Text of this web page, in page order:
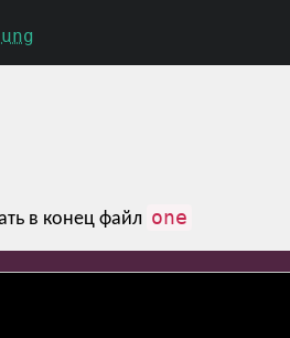
в конец файл one